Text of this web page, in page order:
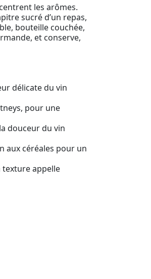
les arômes.
sucré d’un repas,
bouteille couchée,
et conserve,
délicate du vin
pour une
douceur du vin
aux céréales pour un
texture appelle